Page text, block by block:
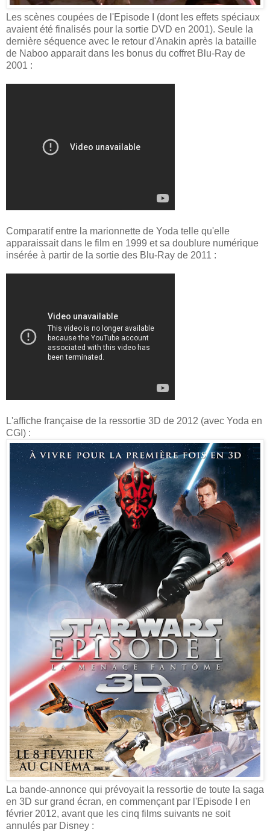
Les scènes coupées de l'Episode I (dont les effets spéciaux
avaient été finalisés pour la sortie DVD en 2001). Seule la
dernière séquence avec le retour d'Anakin après la bataille
de Naboo apparait dans les bonus du coffret Blu-Ray de
2001 :
Comparatif entre la marionnette de Yoda telle qu'elle
apparaissait dans le film en 1999 et sa doublure numérique
insérée à partir de la sortie des Blu-Ray de 2011 :
L'affiche française de la ressortie 3D de 2012 (avec Yoda en
CGI) :
La bande-annonce qui prévoyait la ressortie de toute la saga
en 3D sur grand écran, en commençant par l'Episode I en
février 2012, avant que les cinq films suivants ne soit
annulés par Disney :